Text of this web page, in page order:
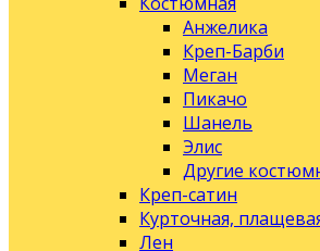
Анжелика
Креп-Барби
Меган
Пикачо
Шанель
Элис
Другие
Креп-сатин
Курточная,
Лен